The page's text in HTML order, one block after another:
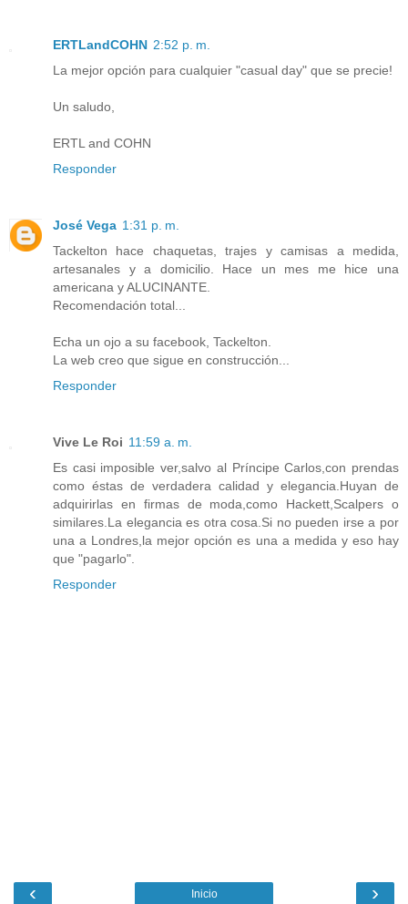
ERTLandCOHN 2:52 p. m.
La mejor opción para cualquier "casual day" que se precie!
Un saludo,
ERTL and COHN
Responder
José Vega 1:31 p. m.
Tackelton hace chaquetas, trajes y camisas a medida,
artesanales y a domicilio. Hace un mes me hice una
americana y ALUCINANTE.
Recomendación total...
Echa un ojo a su facebook, Tackelton.
La web creo que sigue en construcción...
Responder
Vive Le Roi 11:59 a. m.
Es casi imposible ver,salvo al Príncipe Carlos,con prendas
como éstas de verdadera calidad y elegancia.Huyan de
adquirirlas en firmas de moda,como Hackett,Scalpers o
similares.La elegancia es otra cosa.Si no pueden irse a por
una a Londres,la mejor opción es una a medida y eso hay
que "pagarlo".
Responder
‹ ›
Inicio